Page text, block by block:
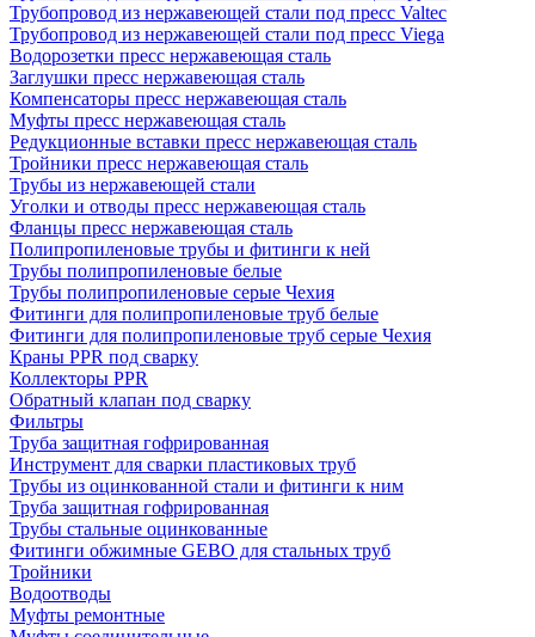
Трубопровод из нержавеющей стали под пресс Valtec
Трубопровод из нержавеющей стали под пресс Viega
Водорозетки пресс нержавеющая сталь
Заглушки пресс нержавеющая сталь
Компенсаторы пресс нержавеющая сталь
Муфты пресс нержавеющая сталь
Редукционные вставки пресс нержавеющая сталь
Тройники пресс нержавеющая сталь
Трубы из нержавеющей стали
Уголки и отводы пресс нержавеющая сталь
Фланцы пресс нержавеющая сталь
Полипропиленовые трубы и фитинги к ней
Трубы полипропиленовые белые
Трубы полипропиленовые серые Чехия
Фитинги для полипропиленовые труб белые
Фитинги для полипропиленовые труб серые Чехия
Краны PPR под сварку
Коллекторы PPR
Обратный клапан под сварку
Фильтры
Труба защитная гофрированная
Инструмент для сварки пластиковых труб
Трубы из оцинкованной стали и фитинги к ним
Труба защитная гофрированная
Трубы стальные оцинкованные
Фитинги обжимные GEBO для стальных труб
Тройники
Водоотводы
Муфты ремонтные